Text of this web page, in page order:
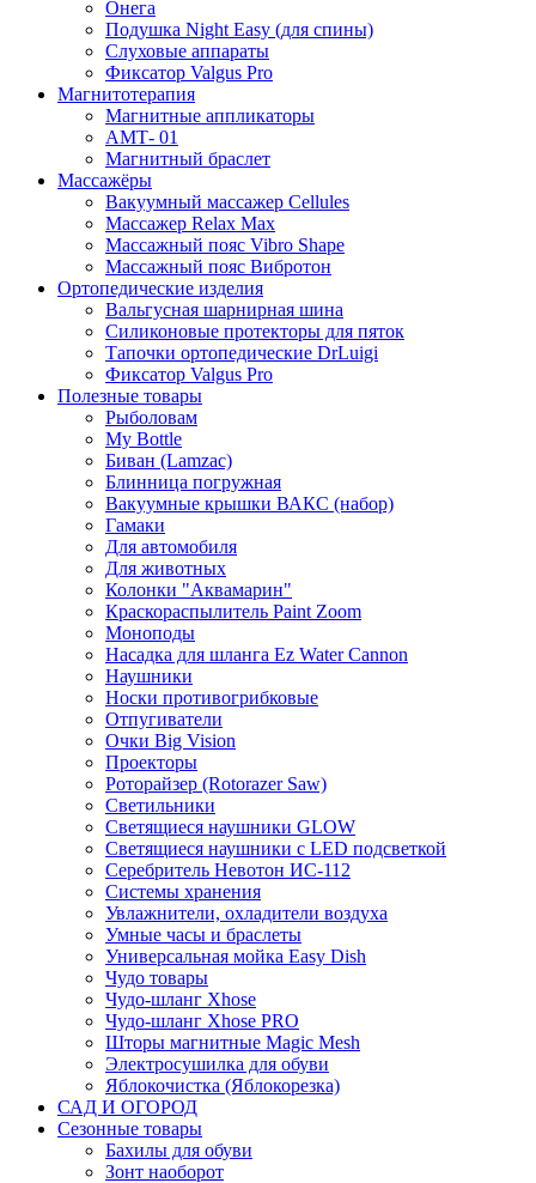
Онега
Подушка Night Easy (для спины)
Слуховые аппараты
Фиксатор Valgus Pro
Магнитотерапия
Магнитные аппликаторы
АМТ- 01
Магнитный браслет
Массажёры
Вакуумный массажер Cellules
Массажер Relax Max
Массажный пояс Vibro Shape
Массажный пояс Вибротон
Ортопедические изделия
Вальгусная шарнирная шина
Силиконовые протекторы для пяток
Тапочки ортопедические DrLuigi
Фиксатор Valgus Pro
Полезные товары
Рыболовам
My Bottle
Биван (Lamzac)
Блинница погружная
Вакуумные крышки ВАКС (набор)
Гамаки
Для автомобиля
Для животных
Колонки "Аквамарин"
Краскораспылитель Paint Zoom
Моноподы
Насадка для шланга Ez Water Cannon
Наушники
Носки противогрибковые
Отпугиватели
Очки Big Vision
Проекторы
Роторайзер (Rotorazer Saw)
Светильники
Светящиеся наушники GLOW
Светящиеся наушники с LED подсветкой
Серебритель Невотон ИС-112
Системы хранения
Увлажнители, охладители воздуха
Умные часы и браслеты
Универсальная мойка Easy Dish
Чудо товары
Чудо-шланг Xhose
Чудо-шланг Xhose PRO
Шторы магнитные Magic Mesh
Электросушилка для обуви
Яблокочистка (Яблокорезка)
САД И ОГОРОД
Сезонные товары
Бахилы для обуви
Зонт наоборот